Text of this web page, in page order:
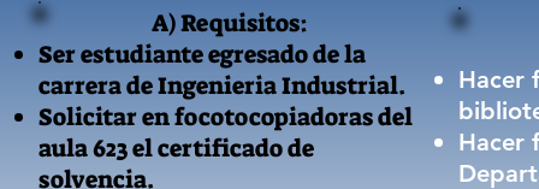
A) Requisitos:
Ser estudiante egresado de la
carrera de Ingenieria Industrial.
Solicitar en focotocopiadoras del
aula 623 el certificado de
solvencia.
Hacer
Hacer